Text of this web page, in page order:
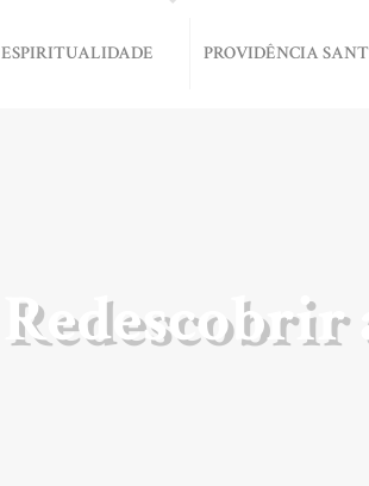
ESPIRITUALIDADE PROVIDÊNCIA
Redescobrir